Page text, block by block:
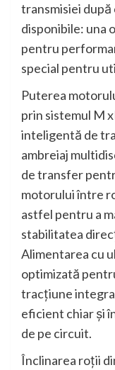
transmisiei după
disponibile: una
pentru
special pentru
Puterea
prin sistemul M
inteligentă de
ambreiaj
de transfer
motorului între
astfel pentru a
stabilitatea
Alimentarea cu
optimizată
tracţiune
eficient chiar şi
de pe circuit.
Înclinarea roţii